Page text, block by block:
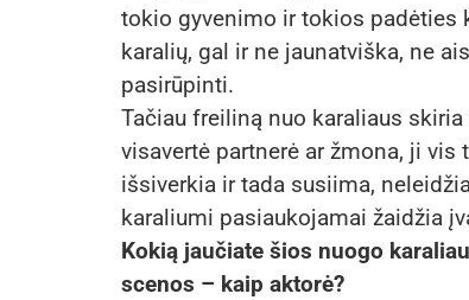
tokio gyvenimo ir tokios padėties
karalių, gal ir ne jaunatviška, ne
pasirūpinti.
Tačiau freiliną nuo karaliaus
visavertė partnerė ar žmona, ji
išsiverkia ir tada susiima,
karaliumi pasiaukojamai žaidžia
Kokią jaučiate šios nuogo
scenos – kaip aktorė?